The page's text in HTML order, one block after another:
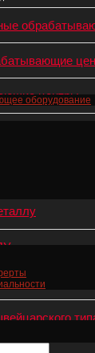
оборудование
центры
станки